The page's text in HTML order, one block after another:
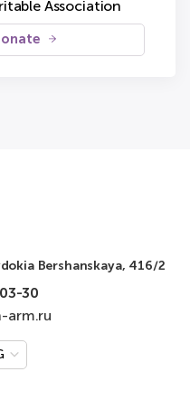
Association
Bershanskaya, 416/2
30
arm.ru